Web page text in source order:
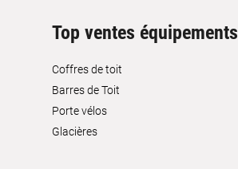
Top ventes équipements
Coffres de toit
Barres de Toit
Porte vélos
Glacières